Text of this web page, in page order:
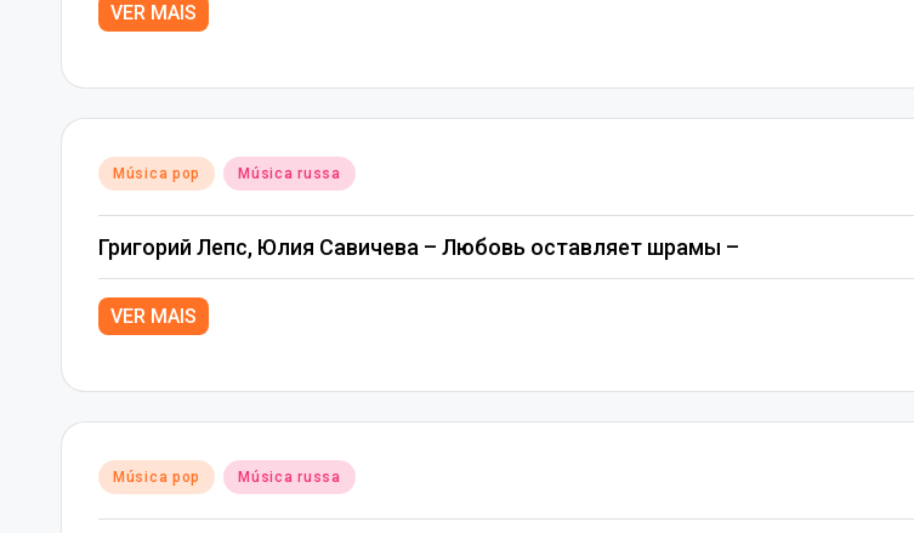
VER MAIS
Posted
Música pop Música russa
Григорий Лепс, Юлия Савичева – Любовь оставляет шрамы –
VER MAIS
Posted
Música pop Música russa